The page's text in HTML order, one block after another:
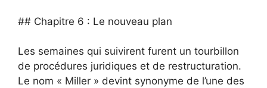
## Chapitre 6 : Le nouveau plan
Les semaines qui suivirent furent un tourbillon
de procédures juridiques et de restructuration.
Le nom « Miller » devint synonyme de l’une des